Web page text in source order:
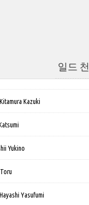
일드
Kazuki
Yukino
Yasufumi